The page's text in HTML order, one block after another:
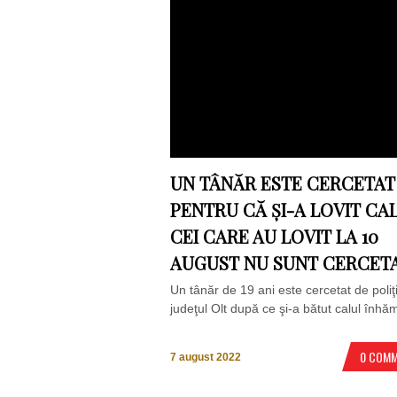
UN TÂNĂR ESTE CERCETAT
PENTRU CĂ ȘI-A LOVIT
CEI CARE AU LOVIT LA 10
AUGUST NU SUNT
Un tânăr de 19 ani este cercetat de
judeţul Olt după ce şi-a bătut calul
7 august 2022 0